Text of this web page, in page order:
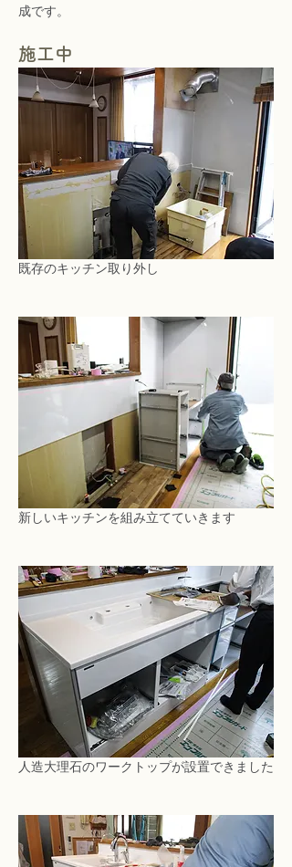
成です。
施工中
既存のキッチン取り外し
新しいキッチンを組み立てていきます
人造大理石のワークトップが設置できました